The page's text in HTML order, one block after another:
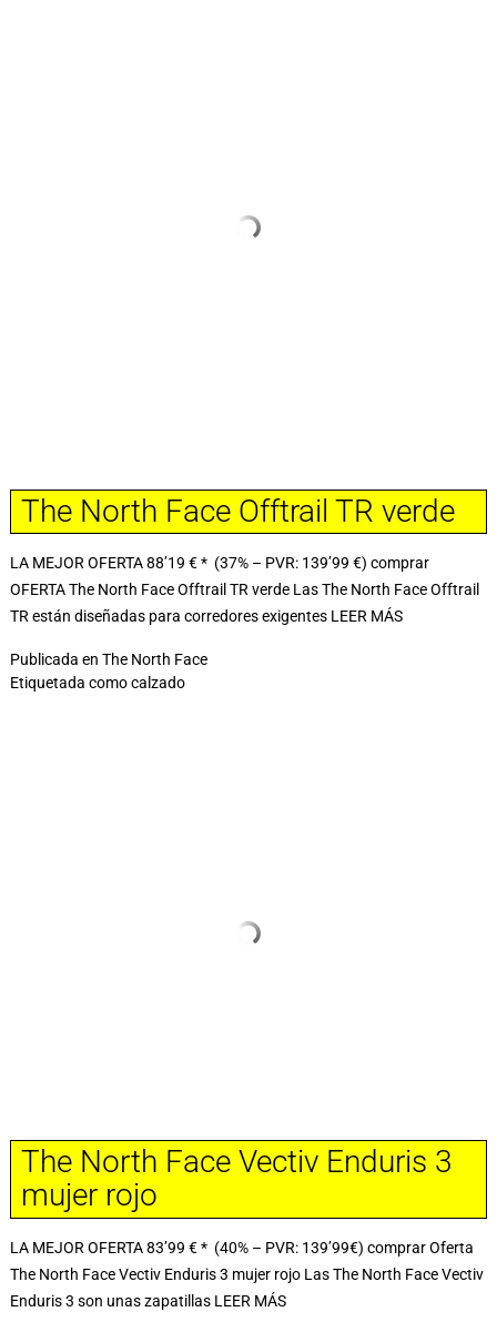
The North Face Offtrail TR verde
LA MEJOR OFERTA 88’19 € * (37% – PVR: 139’99 €) comprar
OFERTA The North Face Offtrail TR verde Las The North Face Offtrail
TR están diseñadas para corredores exigentes LEER MÁS
Publicada en The North Face
Etiquetada comocalzado
The North Face Vectiv Enduris 3
mujer rojo
LA MEJOR OFERTA 83’99 € * (40% – PVR: 139’99€) comprar Oferta
The North Face Vectiv Enduris 3 mujer rojo Las The North Face Vectiv
Enduris 3 son unas zapatillas LEER MÁS